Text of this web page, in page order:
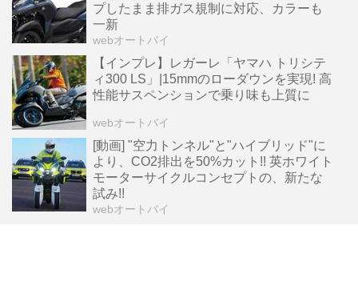
プしたまま排ガス規制に対応、カラーも
一新
webオートバイ
【インプレ】レガーレ「ヤマハ トリシテ
ィ300 LS」|15mmのローダウンを実現! 高
性能サスペンションで乗り味も上質に
webオートバイ
[動画] "空力トンネル"と"ハイブリッド"に
より、CO2排出を50%カット!! 英ホワイト
モーターサイクルコンセプトの、新たな
試み!!
webオートバイ